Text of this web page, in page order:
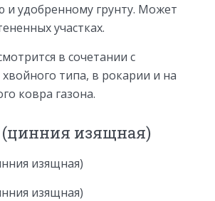
и удобренному грунту. Может
участках.
в сочетании с
типа, в рокарии и на
ковра газона.
изящная)
изящная)
изящная)